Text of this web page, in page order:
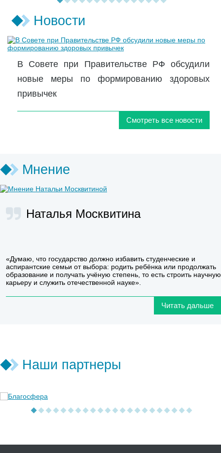
Новости
В Совете при Правительстве РФ обсудили
новые меры по формированию здоровых
привычек
Смотреть все новости
Мнение
Наталья Москвитина
«Думаю, что государство должно избавить студенческие и
аспирантские семьи от выбора: родить ребёнка или продолжать
образование и получать учёную степень, то есть строить научную
карьеру и служить отечественной науке».
Читать дальше
Наши партнеры